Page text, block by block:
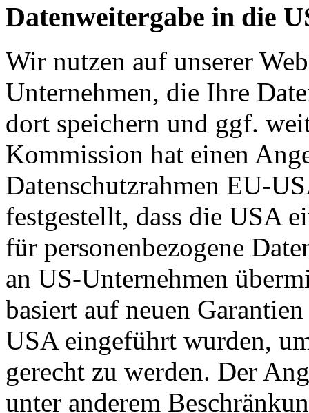
Datenweitergabe in die
Wir nutzen auf unserer
Unternehmen, die Ihre
dort speichern und ggf.
Kommission hat einen
Datenschutzrahmen EU-
festgestellt, dass die USA
für personenbezogene
an US-Unternehmen
basiert auf neuen
USA eingeführt wurden,
gerecht zu werden. Der
unter anderem